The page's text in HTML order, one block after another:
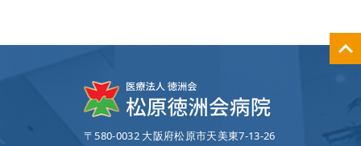
〒580-0032 大阪府松原市天美東7‐13‐26